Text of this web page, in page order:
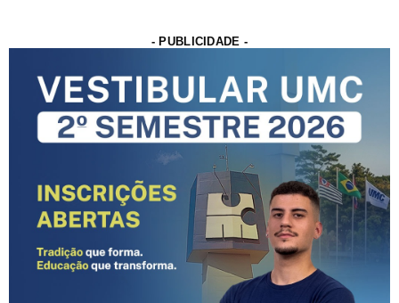
- PUBLICIDADE -